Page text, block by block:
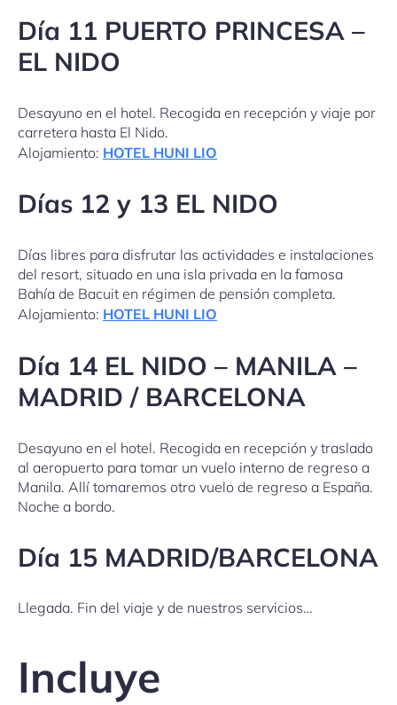
Día 11 PUERTO PRINCESA –
EL NIDO
Desayuno en el hotel. Recogida en recepción y viaje por
carretera hasta El Nido.
Alojamiento: HOTEL HUNI LIO
Días 12 y 13 EL NIDO
Días libres para disfrutar las actividades e instalaciones
del resort, situado en una isla privada en la famosa
Bahía de Bacuit en régimen de pensión completa.
Alojamiento: HOTEL HUNI LIO
Día 14 EL NIDO – MANILA –
MADRID / BARCELONA
Desayuno en el hotel. Recogida en recepción y traslado
al aeropuerto para tomar un vuelo interno de regreso a
Manila. Allí tomaremos otro vuelo de regreso a España.
Noche a bordo.
Día 15 MADRID/BARCELONA
Llegada. Fin del viaje y de nuestros servicios…
Incluye